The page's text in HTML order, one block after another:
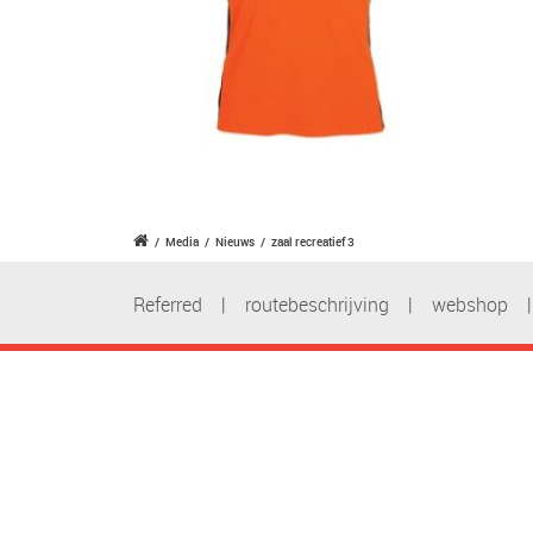
/ Media / Nieuws / zaal recreatief 3
Referred | routebeschrijving | webshop